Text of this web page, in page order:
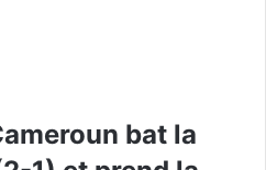
bat la